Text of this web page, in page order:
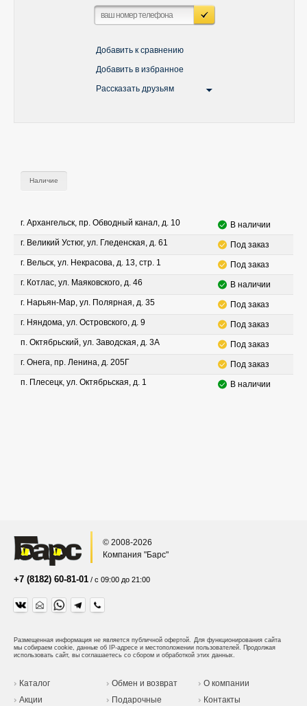
Добавить к сравнению
Добавить в избранное
Рассказать друзьям
Наличие
г. Архангельск, пр. Обводный канал, д. 10
В наличии
г. Великий Устюг, ул. Гледенская, д. 61
Под заказ
г. Вельск, ул. Некрасова, д. 13, стр. 1
Под заказ
г. Котлас, ул. Маяковского, д. 46
В наличии
г. Нарьян-Мар, ул. Полярная, д. 35
Под заказ
г. Няндома, ул. Островского, д. 9
Под заказ
п. Октябрьский, ул. Заводская, д. 3А
Под заказ
г. Онега, пр. Ленина, д. 205Г
Под заказ
п. Плесецк, ул. Октябрьская, д. 1
В наличии
© 2008-2026
Компания "Барс"
+7 (8182) 60-81-01 / с 09:00 до 21:00
Размещенная информация не является публичной офертой. Для функционирования сайта
мы собираем cookie, данные об IP-адресе и местоположении пользователей. Продолжая
использовать сайт, вы соглашаетесь со сбором и обработкой этих данных.
Каталог
Акции
Обмен и возврат
Подарочные
О компании
Контакты